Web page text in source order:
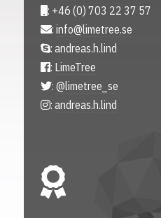
: +46 (0) 703 22 37 57
: info@limetree.se
: andreas.h.lind
: LimeTree
: @limetree_se
: andreas.h.lind